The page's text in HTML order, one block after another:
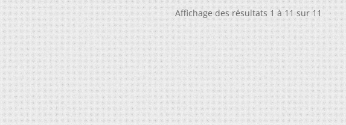
Affichage des résultats 1 à 11 sur 11